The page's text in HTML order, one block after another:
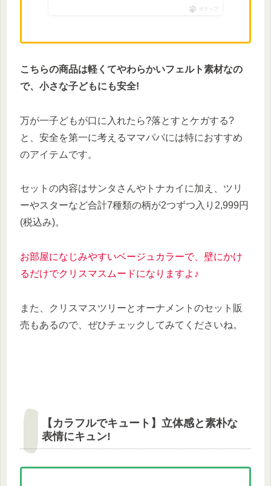
ポチップ
こちらの商品は軽くてやわらかいフェルト素材なの
で、小さな子どもにも安全!
万が一子どもが口に入れたら?落とすとケガする?
と、安全を第一に考えるママパパには特におすすめ
のアイテムです。
セットの内容はサンタさんやトナカイに加え、ツリ
ーやスターなど合計7種類の柄が2つずつ入り2,999円
(税込み)。
お部屋になじみやすいベージュカラーで、壁にかけ
るだけでクリスマスムードになりますよ♪
また、クリスマスツリーとオーナメントのセット販
売もあるので、ぜひチェックしてみてくださいね。
【カラフルでキュート】立体感と素朴な
表情にキュン!